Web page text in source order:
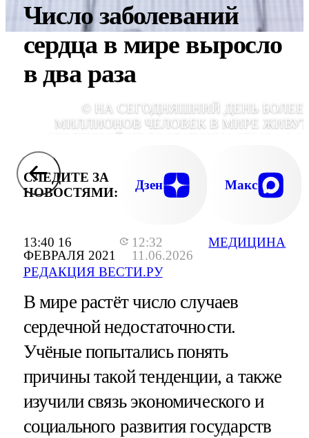
13:40 16
ФЕВРАЛЯ 2021
12:32
11.06.2026
РЕДАКЦИЯ ВЕСТИ.РУ
МЕДИЦИНА
Число заболеваний
сердца в мире выросло
в два раза
© НА СЕГОДНЯШНИЙ ДЕНЬ БОЛЕЕ
МИЛЛИОНОВ ЧЕЛОВЕК В МИРЕ
СЕРДЕЧНОЙ НЕДОСТАТОЧНОСТЬЮ.,
СЛЕДИТЕ ЗА
НОВОСТЯМИ:
Дзен Макс
В мире растёт число случаев
сердечной недостаточности.
Учёные попытались понять
причины такой тенденции, а также
изучили связь экономического и
социального развития государств